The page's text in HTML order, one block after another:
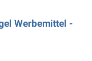
Werbemittel -